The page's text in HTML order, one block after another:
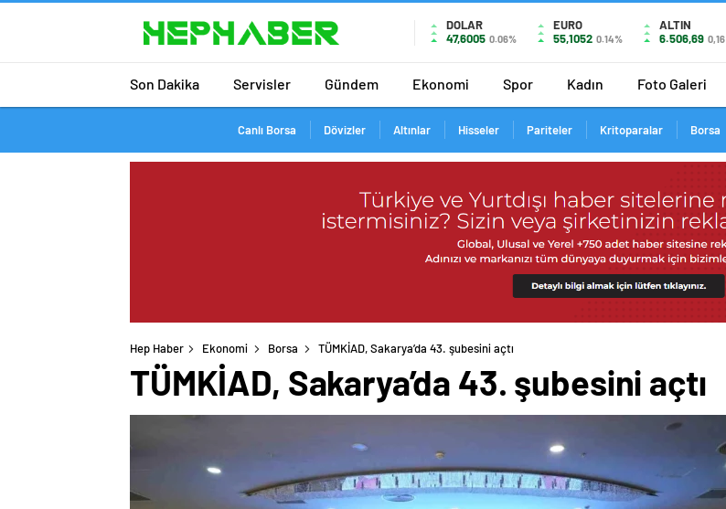
DOLAR
47,6005 0.06%
EURO
55,1052 0.14%
ALTIN
6.506,69 0,16
Son Dakika Servisler Gündem Ekonomi Spor Kadın Foto Galeri
Canlı Borsa Dövizler Altınlar Hisseler Pariteler Kritoparalar Borsa
Hep Haber Ekonomi Borsa TÜMKİAD, Sakarya’da 43. şubesini açtı
TÜMKİAD, Sakarya’da 43. şubesini açtı